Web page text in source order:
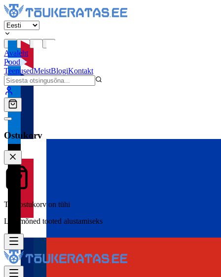
Avaleht
Pood
TeenusedMeistBlogiKontakt
Ostukorv
Teie ostukorv on tühi
Lisa mõned tooted alustamiseks